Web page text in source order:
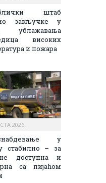
штаб
закључке у
ублажавања
високих
и пожара​
2026.
у
стабилно – за
доступна и
са пијаћом